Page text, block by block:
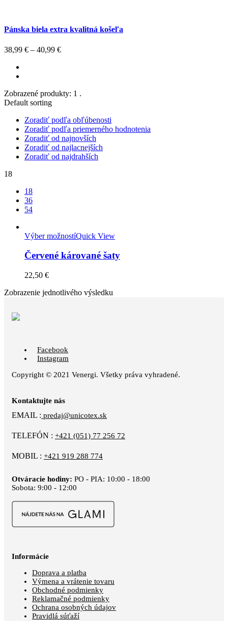
Pánska biela extra kvalitná košeľa
38,99 € – 40,99 €
Zobrazené produkty: 1 .
Default sorting
Zoradiť podľa obľúbenosti
Zoradiť podľa priemerného hodnotenia
Zoradiť od najnovších
Zoradiť od najlacnejších
Zoradiť od najdrahších
18
18
36
54
Výber možnostíQuick View
Červené kárované šaty
22,50 €
Zobrazenie jednotlivého výsledku
Facebook
Instagram
Copyright © 2021 Venergi. Všetky práva vyhradené.
Kontaktujte nás
EMAIL : predaj@unicotex.sk
TELEFÓN : +421 (051) 77 256 72
MOBIL : +421 919 288 774
Otváracie hodiny: PO - PIA: 10:00 - 18:00
Sobota: 9:00 - 12:00
Informácie
Doprava a platba
Výmena a vrátenie tovaru
Obchodné podmienky
Reklamačné podmienky
Ochrana osobných údajov
Pravidlá súťaží